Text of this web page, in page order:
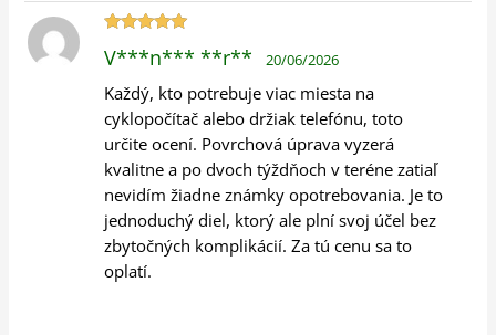
5z 5
V***n*** **r** 20/06/2026
Každý, kto potrebuje viac miesta na
cyklopočítač alebo držiak telefónu, toto
určite ocení. Povrchová úprava vyzerá
kvalitne a po dvoch týždňoch v teréne zatiaľ
nevidím žiadne známky opotrebovania. Je to
jednoduchý diel, ktorý ale plní svoj účel bez
zbytočných komplikácií. Za tú cenu sa to
oplatí.